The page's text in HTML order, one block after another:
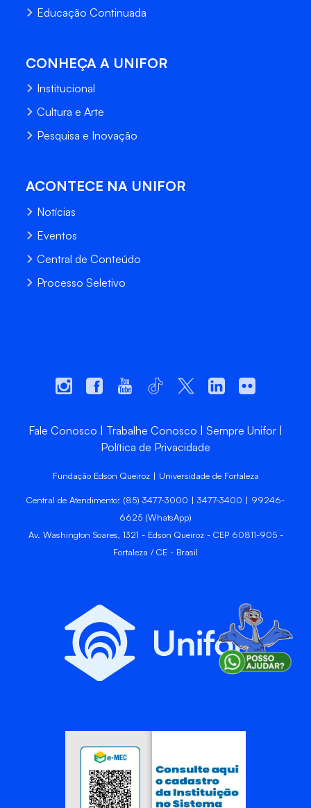
Educação Continuada
CONHEÇA A UNIFOR
Institucional
Cultura e Arte
Pesquisa e Inovação
ACONTECE NA UNIFOR
Notícias
Eventos
Central de Conteúdo
Processo Seletivo
Fale Conosco Trabalhe Conosco
Sempre Unifor
Política de Privacidade
Fundação Edson Queiroz | Universidade de Fortaleza
Central de Atendimento: (85) 3477-3000 | 3477-3400 | 99246-
6625 (WhatsApp)
Av. Washington Soares, 1321 - Edson Queiroz - CEP 60811-905 -
Fortaleza / CE - Brasil